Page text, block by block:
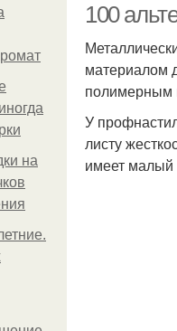
на
Забор
100
материалом
полимерным
У
листу
имеет малый